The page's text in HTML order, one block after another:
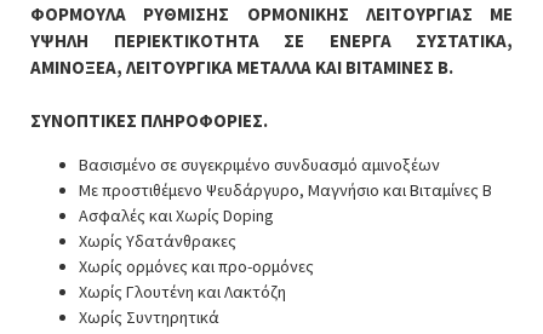
ΦΟΡΜΟΥΛΑ ΡΥΘΜΙΣΗΣ ΟΡΜΟΝΙΚΗΣ ΛΕΙΤΟΥΡΓΙΑΣ ΜΕ
ΥΨΗΛΗ ΠΕΡΙΕΚΤΙΚΟΤΗΤΑ ΣΕ ΕΝΕΡΓΑ ΣΥΣΤΑΤΙΚΑ,
ΑΜΙΝΟΞΕΑ, ΛΕΙΤΟΥΡΓΙΚΑ ΜΕΤΑΛΛΑ ΚΑΙ ΒΙΤΑΜΙΝΕΣ B.
ΣΥΝΟΠΤΙΚΕΣ ΠΛΗΡΟΦΟΡΙΕΣ.
Βασισμένο σε συγεκριμένο συνδυασμό αμινοξέων
Με προστιθέμενο Ψευδάργυρο, Μαγνήσιο και Βιταμίνες B
Ασφαλές και Χωρίς Doping
Χωρίς Υδατάνθρακες
Χωρίς ορμόνες και προ-ορμόνες
Χωρίς Γλουτένη και Λακτόζη
Χωρίς Συντηρητικά